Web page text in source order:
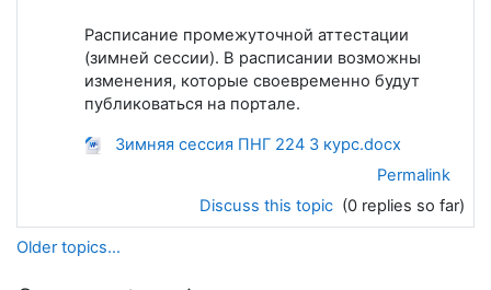
Расписание промежуточной аттестации
(зимней сессии). В расписании возможны
изменения, которые своевременно будут
публиковаться на портале.
Зимняя сессия ПНГ 224 3 курс.docx
Permalink
Discuss this topic (0 replies so far)
Older topics...